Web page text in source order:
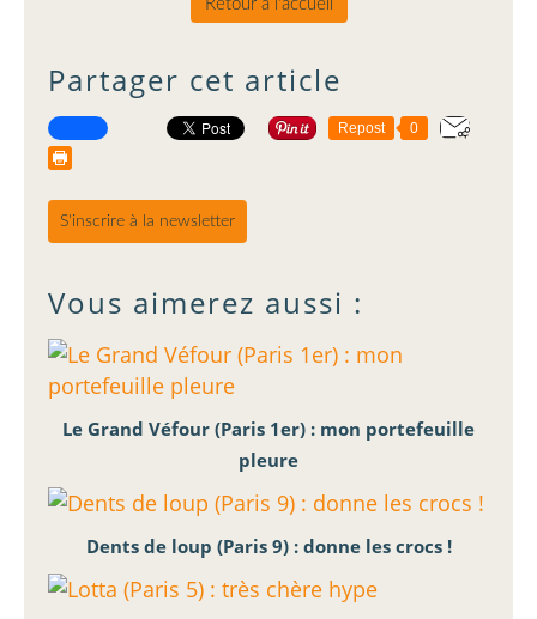
Retour à l'accueil
Partager cet article
Repost 0
S'inscrire à la newsletter
Vous aimerez aussi :
Le Grand Véfour (Paris 1er) : mon portefeuille
pleure
Dents de loup (Paris 9) : donne les crocs !